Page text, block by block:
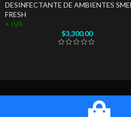
DESINFECTANTE DE AMBIENTES
FRESH
+ IVA
$3,300.00